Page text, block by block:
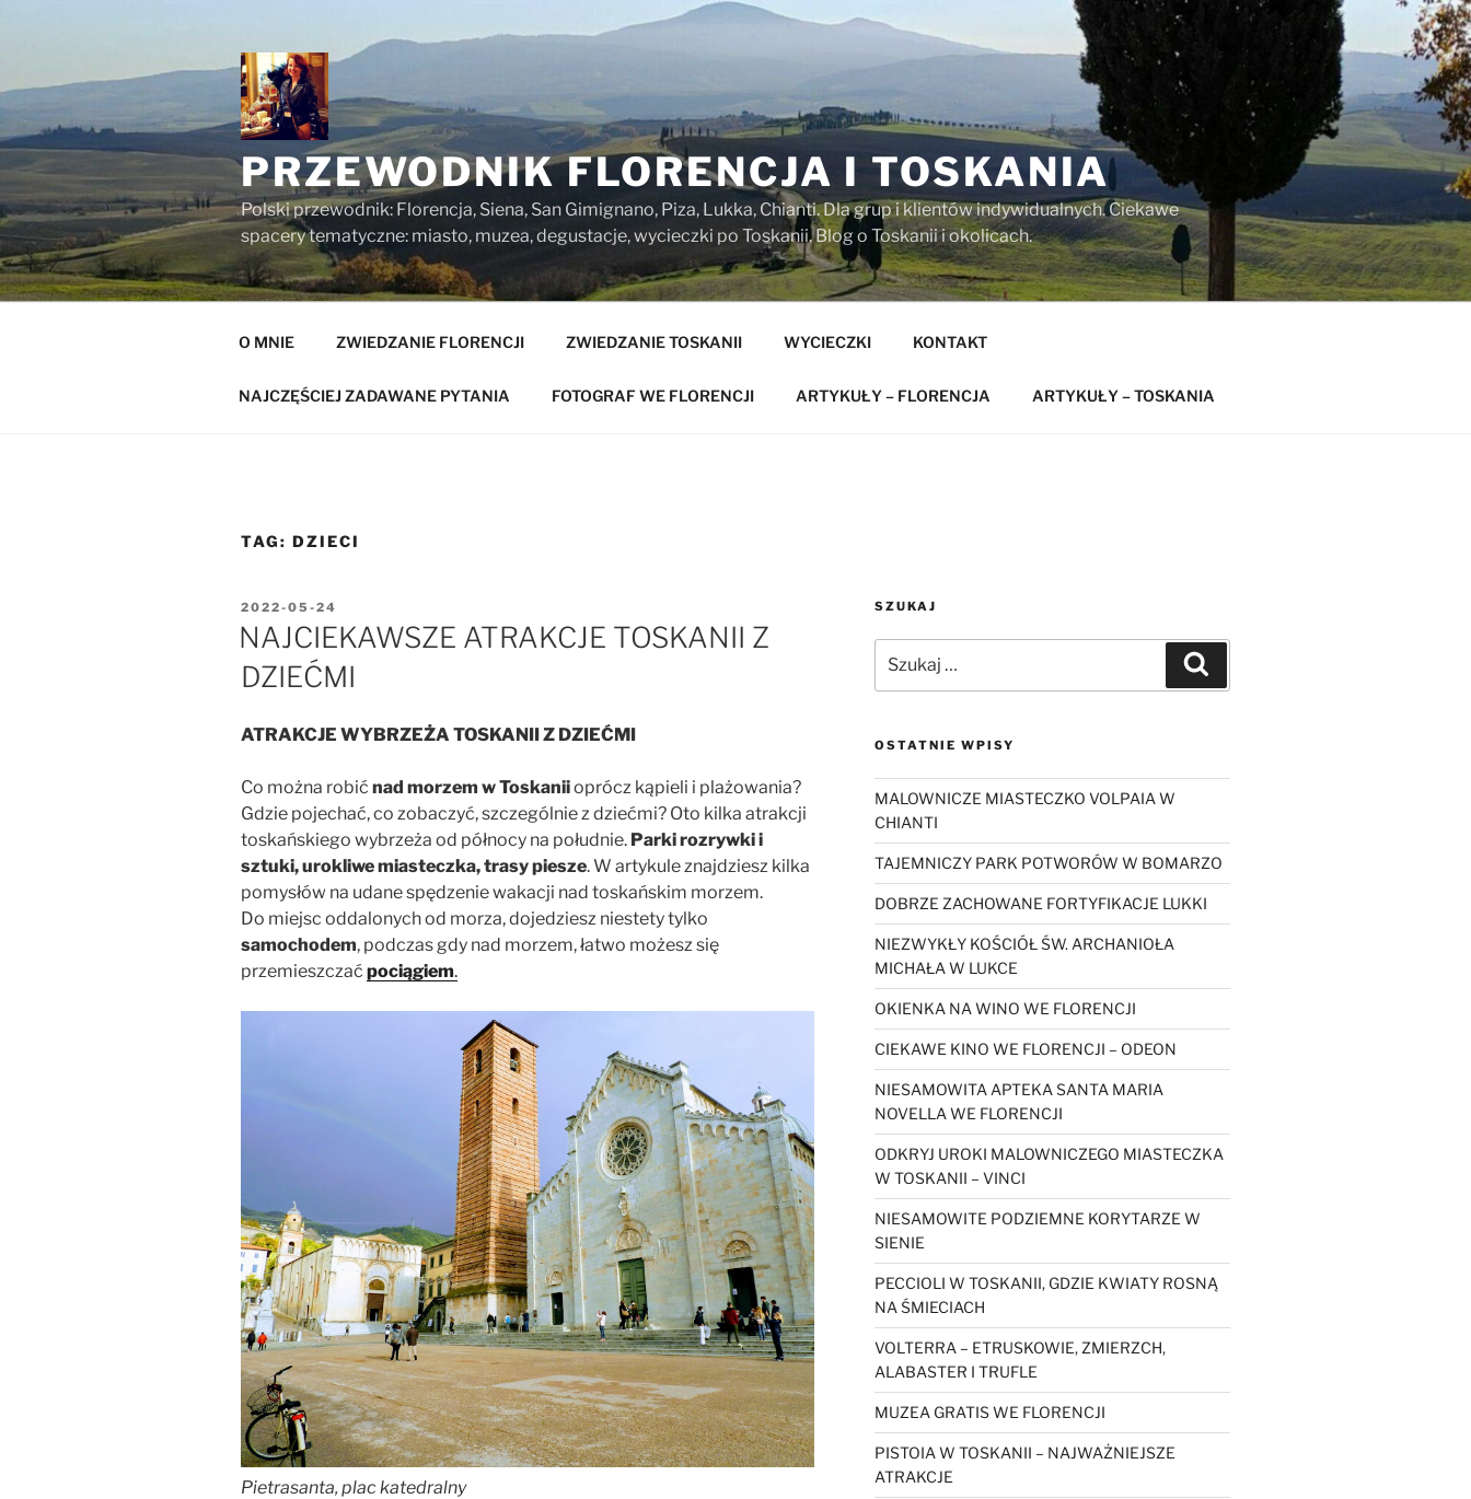
PRZEWODNIK FLORENCJA I TOSKANIA
Polski przewodnik: Florencja, Siena, San Gimignano, Piza, Lukka, Chianti. Dla grup i klientów indywidualnych. Ciekawe
spacery tematyczne: miasto, muzea, degustacje, wycieczki po Toskanii. Blog o Toskanii i okolicach.
O MNIE ZWIEDZANIE FLORENCJI ZWIEDZANIE TOSKANII WYCIECZKI KONTAKT
NAJCZĘŚCIEJ ZADAWANE PYTANIA FOTOGRAF WE FLORENCJI ARTYKUŁY – FLORENCJA ARTYKUŁY – TOSKANIA
TAG: DZIECI
OPUBLIKOWANE
W
2022-05-24
NAJCIEKAWSZE ATRAKCJE TOSKANII Z
DZIEĆMI
ATRAKCJE WYBRZEŻA TOSKANII Z DZIEĆMI
Co można robić nad morzem w Toskaniioprócz kąpieli i plażowania?
Gdzie pojechać, co zobaczyć, szczególnie z dziećmi? Oto kilka atrakcji
toskańskiego wybrzeża od północy na południe. Parki rozrywki i
sztuki, urokliwe miasteczka, trasy piesze. W artykule znajdziesz kilka
pomysłów na udane spędzenie wakacji nad toskańskim morzem.
Do miejsc oddalonych od morza, dojedziesz niestety tylko
samochodem, podczas gdy nad morzem, łatwo możesz się
przemieszczać pociągiem.
Pietrasanta, plac katedralny
SZUKAJ
OSTATNIE WPISY
MALOWNICZE MIASTECZKO VOLPAIA W
CHIANTI
TAJEMNICZY PARK POTWORÓW W BOMARZO
DOBRZE ZACHOWANE FORTYFIKACJE LUKKI
NIEZWYKŁY KOŚCIÓŁ ŚW. ARCHANIOŁA
MICHAŁA W LUKCE
OKIENKA NA WINO WE FLORENCJI
CIEKAWE KINO WE FLORENCJI – ODEON
NIESAMOWITA APTEKA SANTA MARIA
NOVELLA WE FLORENCJI
ODKRYJ UROKI MALOWNICZEGO MIASTECZKA
W TOSKANII – VINCI
NIESAMOWITE PODZIEMNE KORYTARZE W
SIENIE
PECCIOLI W TOSKANII, GDZIE KWIATY ROSNĄ
NA ŚMIECIACH
VOLTERRA – ETRUSKOWIE, ZMIERZCH,
ALABASTER I TRUFLE
MUZEA GRATIS WE FLORENCJI
PISTOIA W TOSKANII – NAJWAŻNIEJSZE
ATRAKCJE